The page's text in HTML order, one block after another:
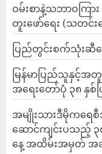
ဝမ်းစာနဲ့သဘာဝကြား
တူးဖော်ရေး (သတင်းဆ
ပြည်တွင်းစက်သုံး
မြန်မာပြည်သူနှင့်အ
အရေးတော်ပုံ ၃၈ နှစ်
အမျိုးသားဒီမိုကရ
ဆောင်ကျင်းပသည့် ၃
နေ့ အထိမ်းအမှတ် အခ